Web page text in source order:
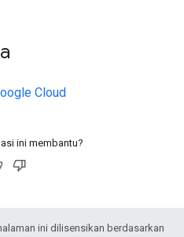
Cloud
ini membantu?
ini dilisensikan berdasarkan